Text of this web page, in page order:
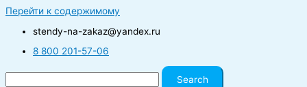
Перейти к содержимому
stendy-na-zakaz@yandex.ru
8 800 201-57-06
Search